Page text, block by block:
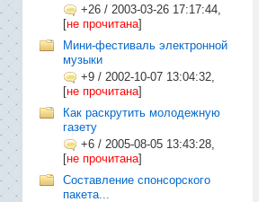
+26 / 2003-03-26 17:17:44,
[не прочитана]
Мини-фестиваль электронной
музыки
+9 / 2002-10-07 13:04:32,
[не прочитана]
Как раскрутить молодежную
газету
+6 / 2005-08-05 13:43:28,
[не прочитана]
Составление спонсорского
пакета...